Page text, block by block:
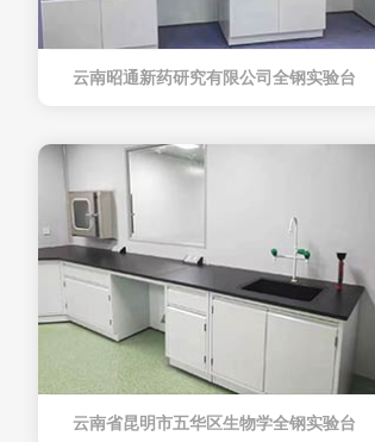
云南昭通新药研究有限公司全钢实验台
云南省昆明市五华区生物学全钢实验台